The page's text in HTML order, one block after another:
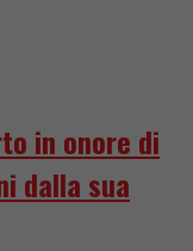
in onore di
dalla sua